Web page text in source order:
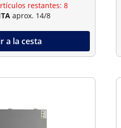
restantes: 8
aprox. 14/8
a la cesta